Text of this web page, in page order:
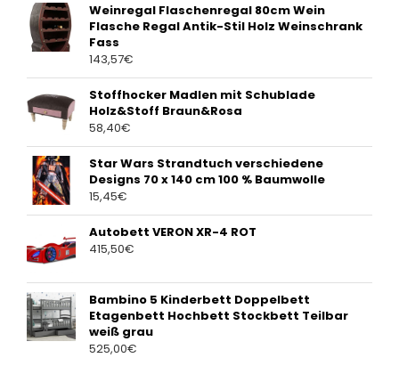
Weinregal Flaschenregal 80cm Wein
Flasche Regal Antik-Stil Holz Weinschrank
Fass
143,57€
Stoffhocker Madlen mit Schublade
Holz&Stoff Braun&Rosa
58,40€
Star Wars Strandtuch verschiedene
Designs 70 x 140 cm 100 % Baumwolle
15,45€
Autobett VERON XR-4 ROT
415,50€
Bambino 5 Kinderbett Doppelbett
Etagenbett Hochbett Stockbett Teilbar
weiß grau
525,00€